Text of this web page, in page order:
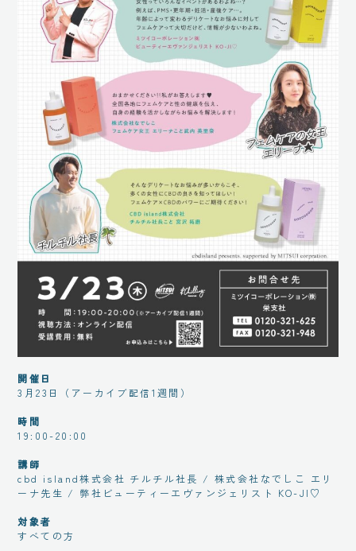
開催日
3月23日（アーカイブ配信1週間）
時間
19:00-20:00
講師
cbd island株式会社 チルチル社長 / 株式会社なでしこ エリ
ーナ先生 / 弊社ビューティーエヴァンジェリスト KO-JI♡
対象者
すべての方